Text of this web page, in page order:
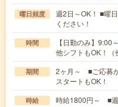
曜日頻度
週2日～OK！ ■曜
ください！
時間
【日勤のみ】9:00
他シフトもOK！
期間
2ヶ月～ ■ご応募
スタートもOK！
時給 時給1800円～ ■